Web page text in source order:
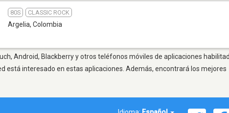
80S CLASSIC ROCK
Argelia, Colombia
Android, Blackberry y otros teléfonos móviles de aplicaciones
está interesado en estas aplicaciones. Además, encontrará los mejores